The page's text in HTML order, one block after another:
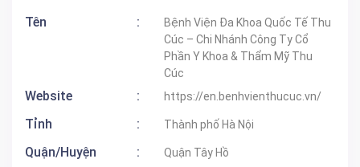
Tên :
Bệnh Viện Đa Khoa Quốc Tế Thu
Cúc – Chi Nhánh Công Ty Cổ
Phần Y Khoa & Thẩm Mỹ Thu
Cúc
Website : https://en.benhvienthucuc.vn/
Tỉnh : Thành phố Hà Nội
Quận/Huyện : Quận Tây Hồ